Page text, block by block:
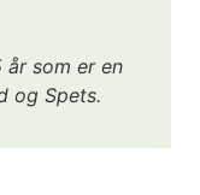
år som er en
og Spets.